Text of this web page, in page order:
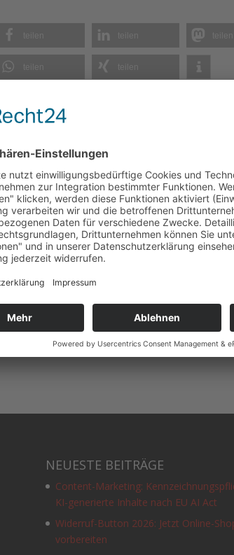
Social Media für
das Comet Cine
Center
Agieren statt
reagieren – Jetzt
Websites & Social
NEUESTE BEITRÄGE
Content-Marketing:
KI-generierte Inhalte nach EU AI Act
Widerruf-Button 2026: Jetzt Online-
vorbereiten